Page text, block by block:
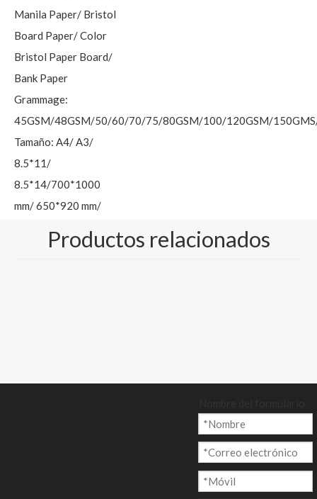
Manila Paper/ Bristol
Board Paper/ Color
Bristol Paper Board/
Bank Paper
Grammage:
45GSM/48GSM/50/60/70/75/80GSM/100/120GSM/
Tamaño: A4/ A3/
8.5*11/
8.5*14/700*1000
mm/ 650*920 mm/
Color: 18 colores
Productos relacionados